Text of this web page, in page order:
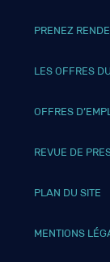
PRENEZ
LES OFFRES
OFFRES
REVUE DE
PLAN DU SITE
MENTIONS